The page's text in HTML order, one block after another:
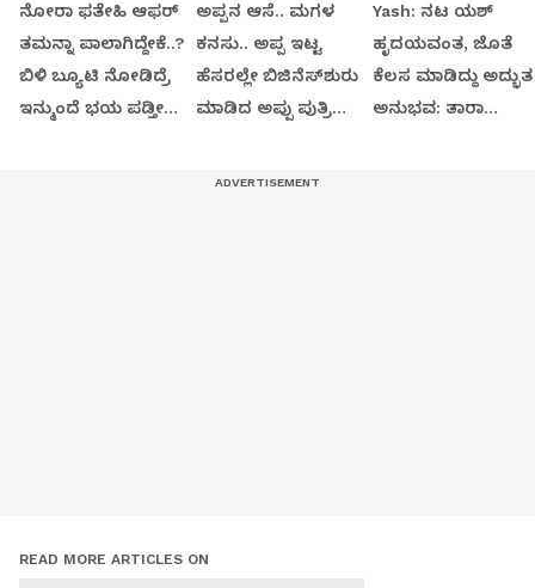
ನೋರಾ ಫತೇಹಿ ಆಫರ್​
ತಮನ್ನಾ ಪಾಲಾಗಿದ್ದೇಕೆ..?
ಬಿಳಿ ಬ್ಯೂಟಿ ನೋಡಿದ್ರೆ
ಇನ್ಮುಂದೆ ಭಯ ಪಡ್ತೀರಾ
ಅಪ್ಪನ ಆಸೆ.. ಮಗಳ
ಕನಸು.. ಅಪ್ಪ ಇಟ್ಟ
ಹೆಸರಲ್ಲೇ ಬಿಜಿನೆಸ್​ಶುರು
ಮಾಡಿದ ಅಪ್ಪು ಪುತ್ರಿ
Yash: ನಟ ಯಶ್​
ಹೃದಯವಂತ, ಜೊತೆ
ಕೆಲಸ ಮಾಡಿದ್ದು ಅದ್ಭುತ
ಅನುಭವ: ತಾರಾ
READ MORE ARTICLES ON